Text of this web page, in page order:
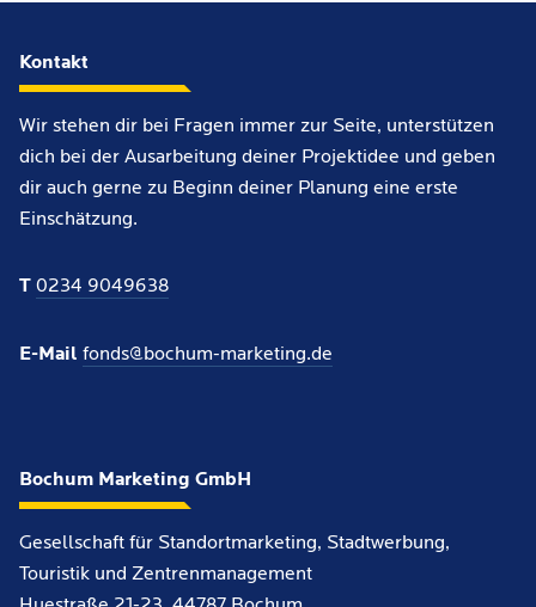
Kontakt
Wir stehen dir bei Fragen immer zur Seite, unterstützen
dich bei der Ausarbeitung deiner Projektidee und geben
dir auch gerne zu Beginn deiner Planung eine erste
Einschätzung.
T 0234 9049638
E-Mail fonds@bochum-marketing.de
Bochum Marketing GmbH
Gesellschaft für Standortmarketing, Stadtwerbung,
Touristik und Zentrenmanagement